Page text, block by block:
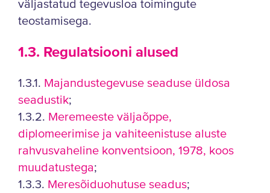
väljastatud tegevusloa toimingute
teostamisega.
1.3. Regulatsiooni alused
1.3.1. Majandustegevuse seaduse üldosa
seadustik;
1.3.2. Meremeeste väljaõppe,
diplomeerimise ja vahiteenistuse aluste
rahvusvaheline konventsioon, 1978, koos
muudatustega;
1.3.3. Meresõiduohutuse seadus;